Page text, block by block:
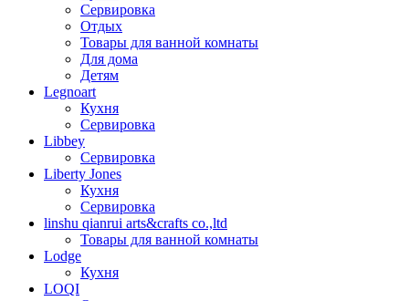
Сервировка
Отдых
Товары для ванной комнаты
Для дома
Детям
Legnoart
Кухня
Сервировка
Libbey
Сервировка
Liberty Jones
Кухня
Сервировка
linshu qianrui arts&crafts co.,ltd
Товары для ванной комнаты
Lodge
Кухня
LOQI